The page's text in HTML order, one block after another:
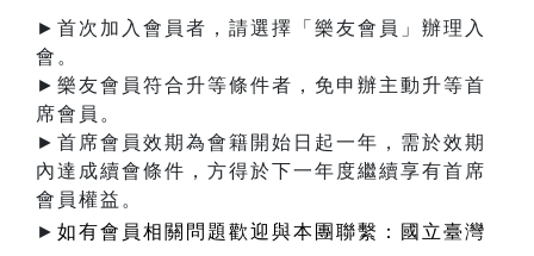
►首次加入會員者，請選擇「樂友會員」辦理入
會。
►樂友會員符合升等條件者，免申辦主動升等首
席會員。
►首席會員效期為會籍開始日起一年，需於效期
內達成續會條件，方得於下一年度繼續享有首席
會員權益。
► 如有會員相關問題歡迎與本團聯繫：國立臺灣